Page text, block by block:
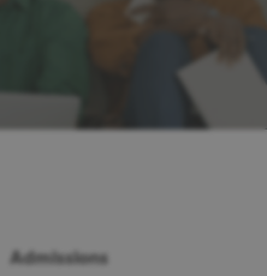
Admissions